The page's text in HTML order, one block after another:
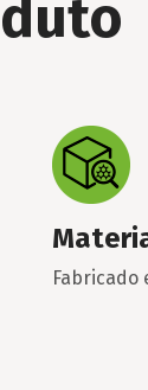
Fabricado